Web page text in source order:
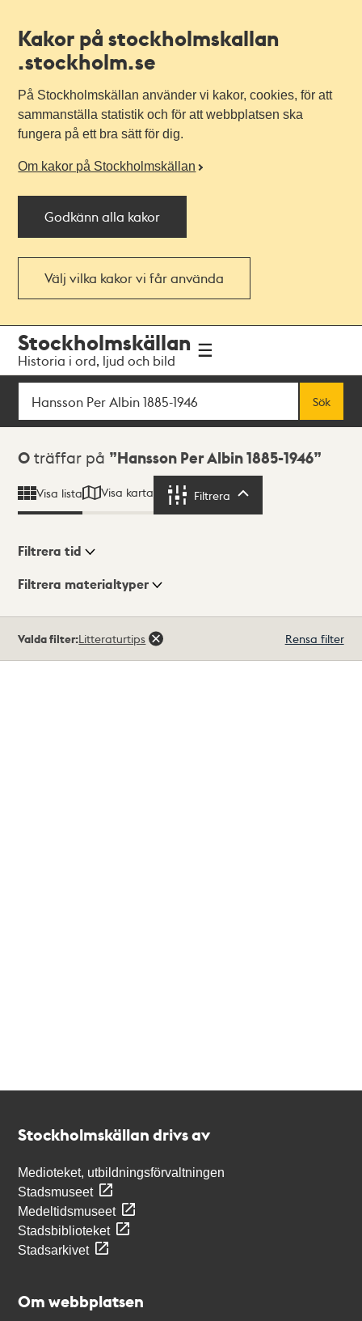
Kakor på stockholmskallan
.stockholm.se
På Stockholmskällan använder vi kakor, cookies, för att
sammanställa statistik och för att webbplatsen ska
fungera på ett bra sätt för dig.
Om kakor på Stockholmskällan
Godkänn alla kakor
Välj vilka kakor vi får använda
navigationen
huvudinnehållet
Stockholmskällan
Historia i ord, ljud och bild
Sök
Sök
Sökresultat
0 träffar på Hansson Per Albin 1885-1946
Visa lista Visa karta Filtrera
Visningsläge
Filtrera tid
Filtrera materialtyper
träffar
Valda filter:Litteraturtips Rensa filter
Stockholmskällan drivs av
Medioteket, utbildningsförvaltningen
Stadsmuseet
Medeltidsmuseet
Stadsbiblioteket
Stadsarkivet
Om webbplatsen